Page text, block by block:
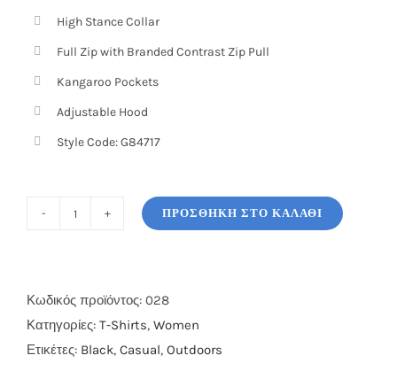
High Stance Collar
Full Zip with Branded Contrast Zip Pull
Kangaroo Pockets
Adjustable Hood
Style Code: G84717
ποσότητα
ΠΡΟΣΘΉΚΗ ΣΤΟ ΚΑΛΆΘΙ
Κωδικός προϊόντος: 028
Κατηγορίες: T-Shirts, Women
Ετικέτες: Black, Casual, Outdoors